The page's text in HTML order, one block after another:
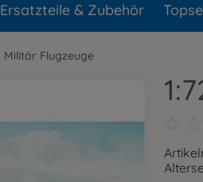
Ersatzteile & Zubehör
Militär Flugzeuge